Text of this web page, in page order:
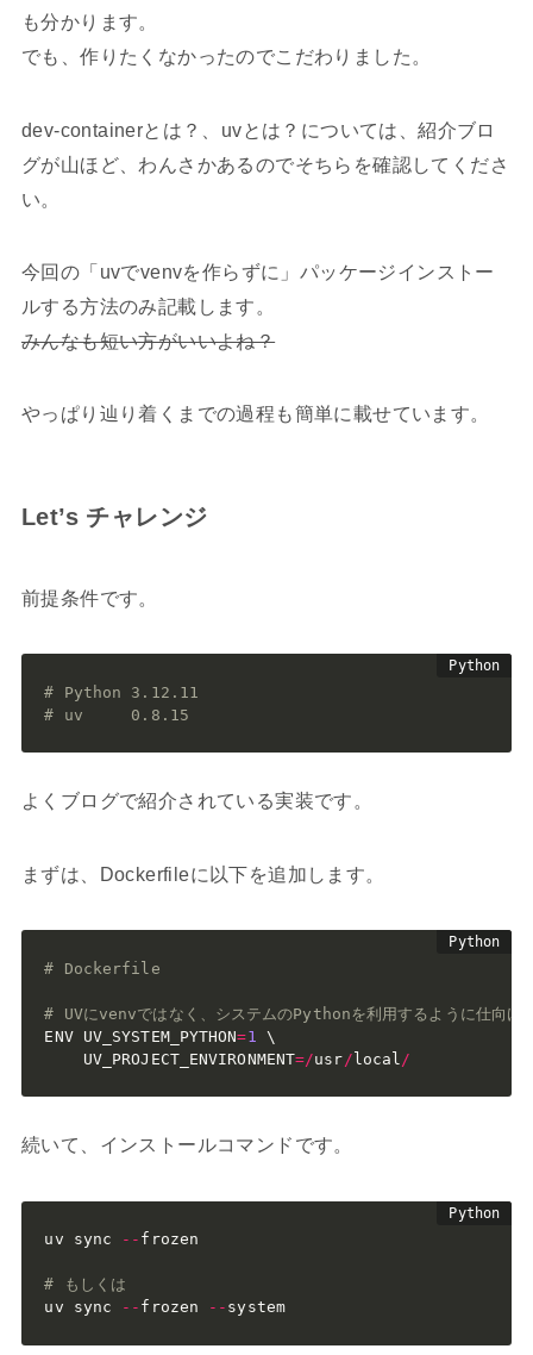
も分かります。
でも、作りたくなかったのでこだわりました。
dev-containerとは？、uvとは？については、紹介ブロ
グが山ほど、わんさかあるのでそちらを確認してくださ
い。
今回の「uvでvenvを作らずに」パッケージインストー
ルする方法のみ記載します。
みんなも短い方がいいよね？
やっぱり辿り着くまでの過程も簡単に載せています。
Let’s チャレンジ
前提条件です。
# Python 3.12.11
# uv     0.8.15
よくブログで紹介されている実装です。
まずは、Dockerfileに以下を追加します。
# Dockerfile
# UVにvenvではなく、システムのPythonを利用するように仕向け
ENV UV_SYSTEM_PYTHON=1
\
    UV_PROJECT_ENVIRONMENT
=/usr /local /
続いて、インストールコマンドです。
uv sync - - frozen
# もしくは
uv sync
- - frozen - - system